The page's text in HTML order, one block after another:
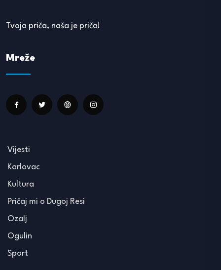
Tvoja priča, naša je priča!
Mreže
Vijesti
Karlovac
Kultura
Pričaj mi o Dugoj Resi
Ozalj
Ogulin
Sport